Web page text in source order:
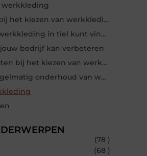
werkkleding
Waarop te letten bij het kiezen van werkkleding
Waar je de beste werkkleding in tiel kunt vinden
bedrijf kan verbeteren
Veelgemaakte fouten bij het kiezen van werkkleding
Het belang van regelmatig onderhoud van werkkleding
(78 )
(68 )